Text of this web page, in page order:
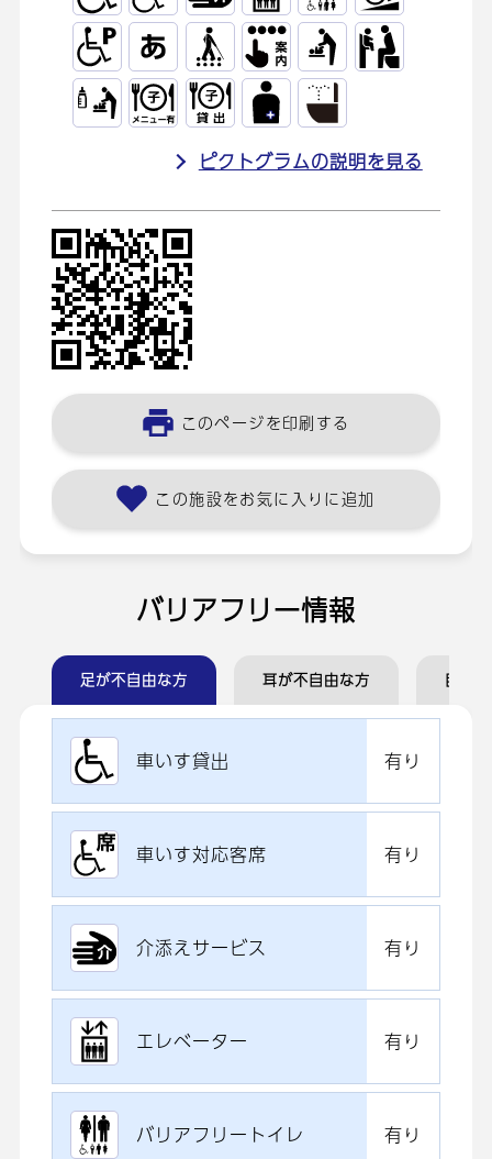
ピクトグラムの説明を見る
このページを印刷する
この施設をお気に入りに追加
バリアフリー情報
足が不自由な方 耳が不自由な方 目が
車いす貸出 有り
車いす対応客席 有り
介添えサービス 有り
エレベーター 有り
バリアフリートイレ 有り